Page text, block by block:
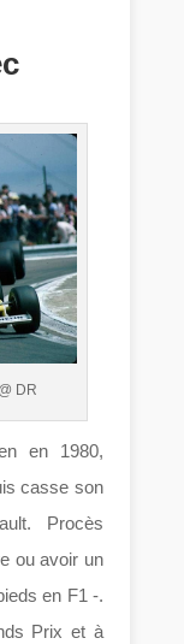
DR
en 1980,
casse son
Procès
ou avoir un
en F1 -.
Prix et à